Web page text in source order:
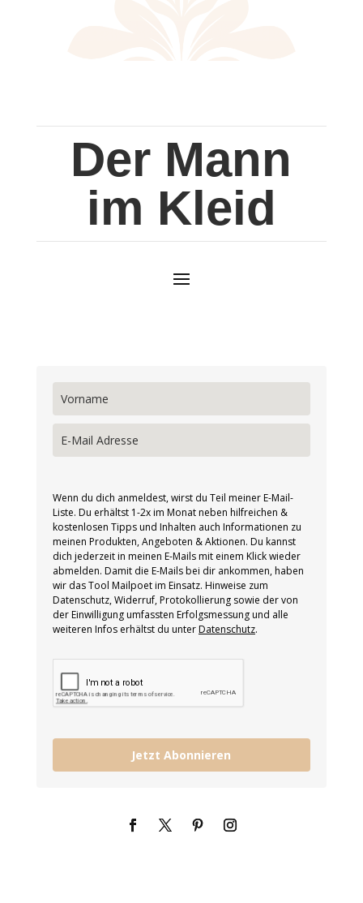
Der Mann
im Kleid
Wenn du dich anmeldest, wirst du Teil meiner E-Mail-
Liste. Du erhältst 1-2x im Monat neben hilfreichen &
kostenlosen Tipps und Inhalten auch Informationen zu
meinen Produkten, Angeboten & Aktionen. Du kannst
dich jederzeit in meinen E-Mails mit einem Klick wieder
abmelden. Damit die E-Mails bei dir ankommen, haben
wir das Tool Mailpoet im Einsatz. Hinweise zum
Datenschutz, Widerruf, Protokollierung sowie der von
der Einwilligung umfassten Erfolgsmessung und alle
weiteren Infos erhältst du unterDatenschutz.
Jetzt Abonnieren